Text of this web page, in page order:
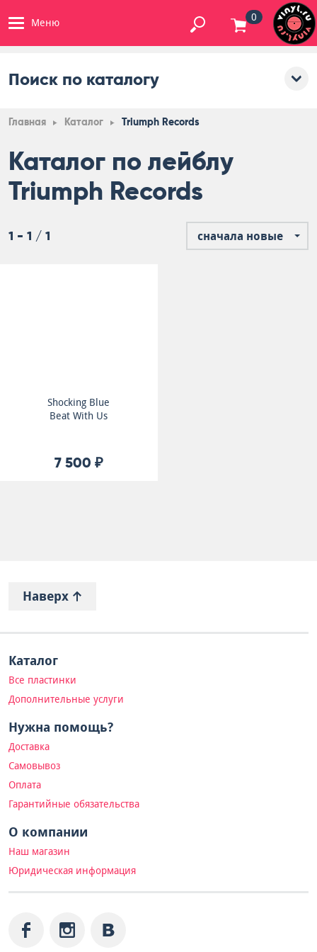
Меню 0
Поиск по каталогу
Главная Каталог Triumph Records
Каталог по лейблу
Triumph Records
1 - 1 / 1 сначала новые
Shocking Blue
Beat With Us
7 500 ₽
Наверх
Каталог
Все пластинки
Дополнительные услуги
Нужна помощь?
Доставка
Самовывоз
Оплата
Гарантийные обязательства
О компании
Наш магазин
Юридическая информация